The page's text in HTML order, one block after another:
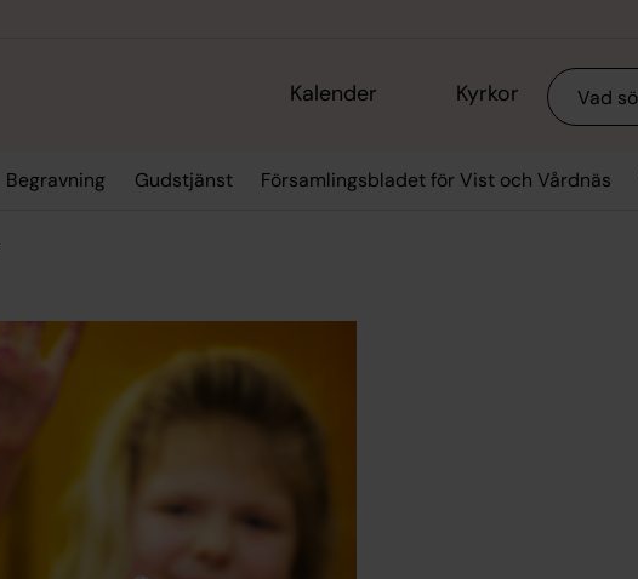
Kalender Kyrkor Sök
Begravning Gudstjänst Församlingsbladet för Vist och Vårdnäs